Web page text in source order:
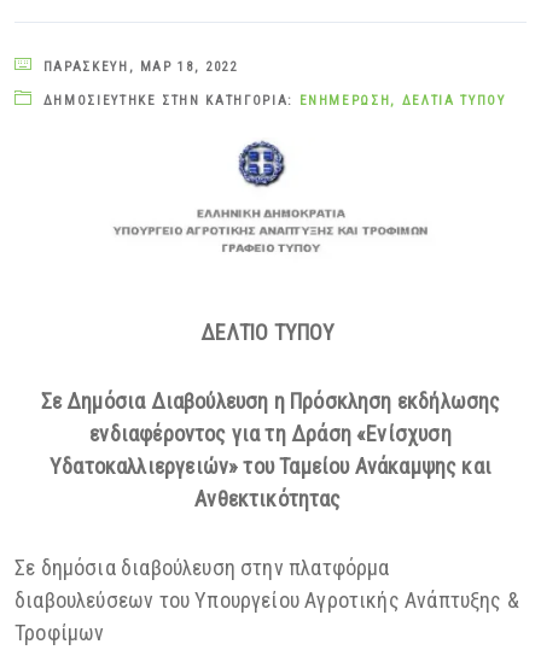
ΠΑΡΑΣΚΕΥΉ, ΜΑΡ 18, 2022
ΔΗΜΟΣΙΕΎΤΗΚΕ ΣΤΗΝ ΚΑΤΗΓΟΡΊΑ: ΕΝΗΜΈΡΩΣΗ, ΔΕΛΤΊΑ ΤΎΠΟΥ
ΔΕΛΤΙΟ ΤΥΠΟΥ
Σε Δημόσια Διαβούλευση η Πρόσκληση εκδήλωσης
ενδιαφέροντος για τη Δράση «Ενίσχυση
Υδατοκαλλιεργειών» του Ταμείου Ανάκαμψης και
Ανθεκτικότητας
Σε δημόσια διαβούλευση στην πλατφόρμα
διαβουλεύσεων του Υπουργείου Αγροτικής Ανάπτυξης &
Τροφίμων